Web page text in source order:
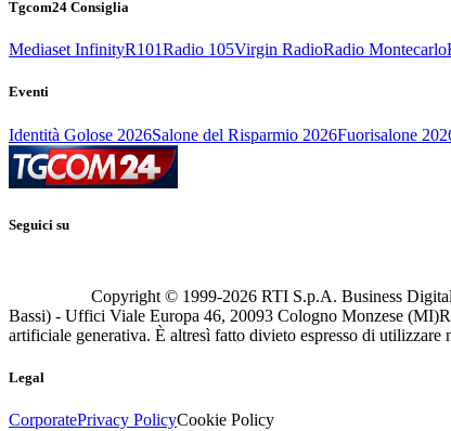
Tgcom24 Consiglia
Mediaset InfinityR101Radio 105Virgin RadioRadio Montecarlo
Eventi
Identità Golose 2026Salone del Risparmio 2026Fuorisalone
Seguici su
Copyright © 1999-2026 RTI S.p.A. Business
Bassi) - Uffici Viale Europa 46, 20093 Cologno Monzese (MI)
artificiale generativa. È altresì fatto divieto espresso di utilizzare
Legal
CorporatePrivacy PolicyCookie Policy